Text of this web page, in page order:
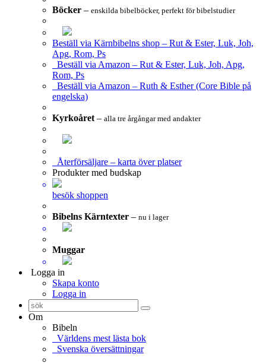
Böcker – enskilda bibelböcker, perfekt för bibelstudier
Beställ via Kärnbibelns shop – Rut & Ester, Luk, Joh,
Apg, Rom, Ps
Beställ via Amazon – Rut & Ester, Luk, Joh, Apg,
Rom, Ps
Beställ via Amazon – Ruth & Esther (Core Bible på
engelska)
Kyrkoåret – alla tre årgångar med andakter
Återförsäljare – karta över platser
Produkter med budskap
besök shoppen
Bibelns Kärntexter – nu i lager
Muggar
Logga in
Skapa konto
Logga in
Om
Bibeln
Världens mest lästa bok
Svenska översättningar